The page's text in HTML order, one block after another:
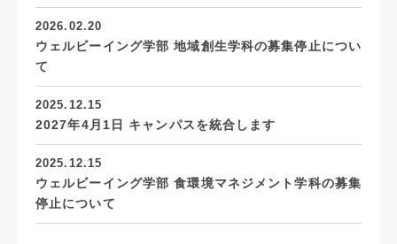
2026.02.20
ウェルビーイング学部 地域創生学科の募集停止につい
て
2025.12.15
2027年4月1日 キャンパスを統合します
2025.12.15
ウェルビーイング学部 食環境マネジメント学科の募集
停止について